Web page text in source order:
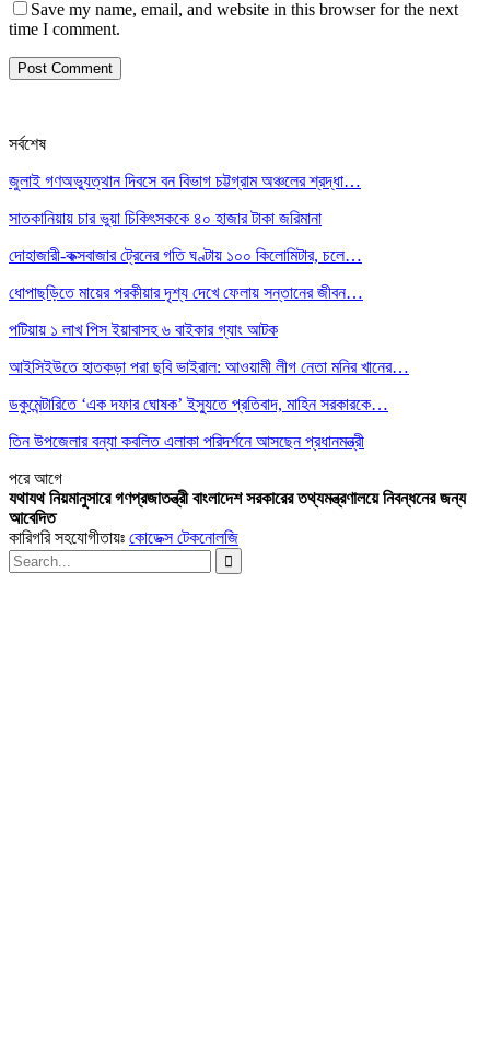
Save my name, email, and website in this browser for the next
time I comment.
সর্বশেষ
জুলাই গণঅভ্যুত্থান দিবসে বন বিভাগ চট্টগ্রাম অঞ্চলের শ্রদ্ধা…
সাতকানিয়ায় চার ভুয়া চিকিৎসককে ৪০ হাজার টাকা জরিমানা
দোহাজারী-কক্সবাজার ট্রেনের গতি ঘণ্টায় ১০০ কিলোমিটার, চলে…
ধোপাছড়িতে মায়ের পরকীয়ার দৃশ্য দেখে ফেলায় সন্তানের জীবন…
পটিয়ায় ১ লাখ পিস ইয়াবাসহ ৬ বাইকার গ্যাং আটক
আইসিইউতে হাতকড়া পরা ছবি ভাইরাল: আওয়ামী লীগ নেতা মনির খানের…
ডকুমেন্টারিতে ‘এক দফার ঘোষক’ ইস্যুতে প্রতিবাদ, মাহিন সরকারকে…
তিন উপজেলার বন্যা কবলিত এলাকা পরিদর্শনে আসছেন প্রধানমন্ত্রী
পরেআগে
যথাযথ নিয়মানুসারে গণপ্রজাতন্ত্রী বাংলাদেশ সরকারের তথ্যমন্ত্রণালয়ে নিবন্ধনের জন্য
আবেদিত
কারিগরি সহযোগীতায়ঃ কোডেক্স টেকনোলজি